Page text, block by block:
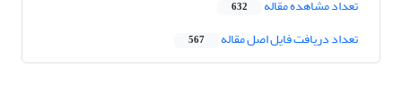
تعداد مشاهده مقاله 632
تعداد دریافت فایل اصل مقاله 567